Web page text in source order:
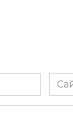
Сайт